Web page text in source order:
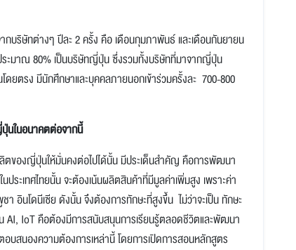
บริษัทต่างๆ ปีละ 2 ครั้ง คือ เดือนกุมภาพันธ์ และเดือนกันยายน
ระมาณ 80% เป็นบริษัทญี่ปุ่น ซึ่งรวมทั้งบริษัทที่มาจากญี่ปุ่น
ยตรง มีนักศึกษาและบุคคลภายนอกเข้าร่วมครั้งละ 700-800
นในอนาคตต่อจากนี้
ตของญี่ปุ่นให้มั่นคงต่อไปได้นั้น มีประเด็นสำคัญ คือการพัฒนา
ะเทศไทยนั้น จะต้องเน้นผลิตสินค้าที่มีมูลค่าเพิ่มสูง เพราะค่า
า อินโดนีเซีย ดังนั้น จึงต้องการทักษะที่สูงขึ้น ไม่ว่าจะเป็น ทักษะ
AI, IoT คือต้องมีการสนับสนุนการเรียนรู้ตลอดชีวิตและพัฒนา
สนองความต้องการเหล่านี้ โดยการเปิดการสอนหลักสูตร